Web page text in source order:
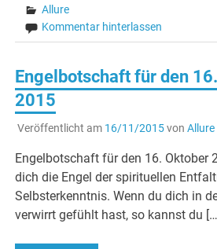
Allure
Kommentar hinterlassen
Engelbotschaft für den
2015
Veröffentlicht am 16/11/2015von Allure
Engelbotschaft für den 16. Oktober
dich die Engel der spirituellen
Selbsterkenntnis. Wenn du dich in
verwirrt gefühlt hast, so kannst du